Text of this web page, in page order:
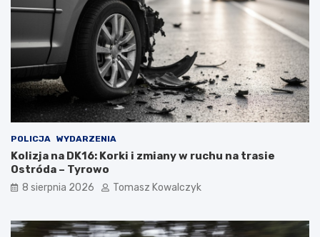
POLICJA WYDARZENIA
Kolizja na DK16: Korki i zmiany w ruchu na trasie
Ostróda – Tyrowo
8 sierpnia 2026 Tomasz Kowalczyk